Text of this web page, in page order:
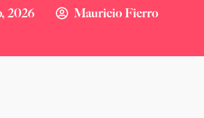
2026 Mauricio Fierro